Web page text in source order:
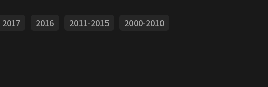
2017 2016 2011-2015
2000-2010